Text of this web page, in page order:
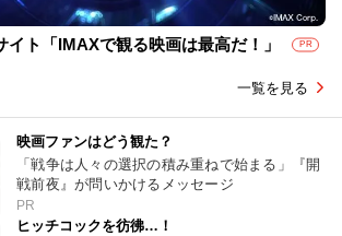
イト「IMAXで観る映画は最高だ！」 PR
一覧を見る
映画ファンはどう観た？
「戦争は人々の選択の積み重ねで始まる」『開
戦前夜』が問いかけるメッセージ
PR
ヒッチコックを彷彿…！